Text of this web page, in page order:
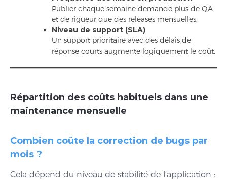
Publier chaque semaine demande plus de QA
et de rigueur que des releases mensuelles.
Niveau de support (SLA)
Un support prioritaire avec des délais de
réponse courts augmente logiquement le coût.
Répartition des coûts habituels dans une
maintenance mensuelle
Combien coûte la correction de bugs par
mois ?
Cela dépend du niveau de stabilité de l’application :